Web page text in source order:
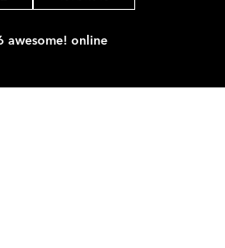
awesome! online